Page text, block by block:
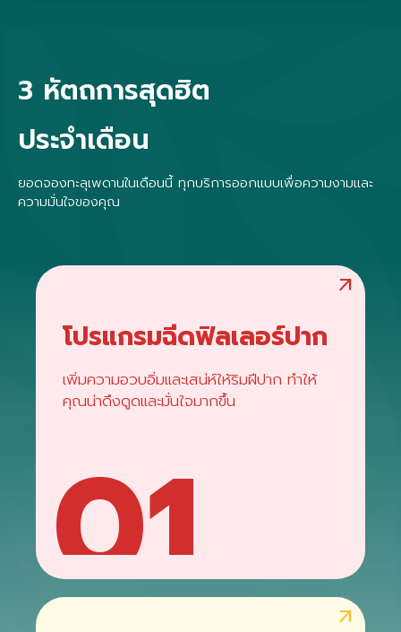
3 หัตถการสุดฮิต
ประจำเดือน
ยอดจองทะลุเพดานในเดือนนี้ ทุกบริการออกแบบเพื่อความงามและ
ความมั่นใจของคุณ
arrow_outward
โปรแกรมฉีดฟิลเลอร์ปาก
เพิ่มความอวบอิ่มและเสน่ห์ให้ริมฝีปาก ทำให้
คุณน่าดึงดูดและมั่นใจมากขึ้น
01 arrow_outward